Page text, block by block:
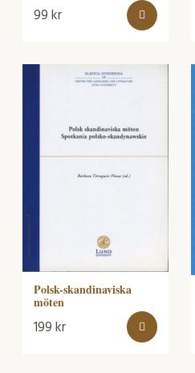
99kr
Polsk-skandinaviska
möten
199kr